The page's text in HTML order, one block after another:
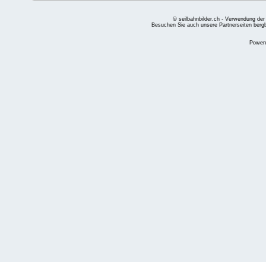
© seilbahnbilder.ch - Verwendung
Besuchen Sie auch unsere Partnerseiten